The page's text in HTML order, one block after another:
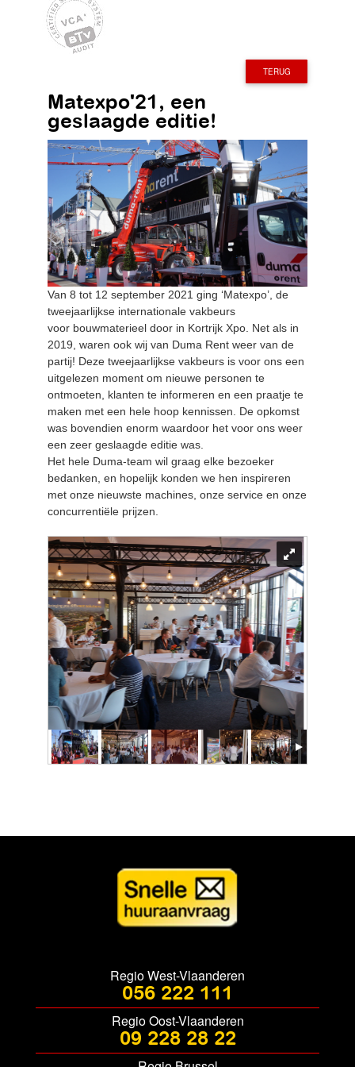
TERUG
Matexpo'21, een
geslaagde editie!
Van 8 tot 12 september 2021 ging ‘Matexpo’, de
tweejaarlijkse internationale vakbeurs
voor bouwmaterieel door in Kortrijk Xpo. Net als in
2019, waren ook wij van Duma Rent weer van de
partij! Deze tweejaarlijkse vakbeurs is voor ons een
uitgelezen moment om nieuwe personen te
ontmoeten, klanten te informeren en een praatje te
maken met een hele hoop kennissen. De opkomst
was bovendien enorm waardoor het voor ons weer
een zeer geslaagde editie was.
Het hele Duma-team wil graag elke bezoeker
bedanken, en hopelijk konden we hen inspireren
met onze nieuwste machines, onze service en onze
concurrentiële prijzen.
Matexpo'21, een geslaagde editie!
Regio West-Vlaanderen
056 222 111
Regio Oost-Vlaanderen
09 228 28 22